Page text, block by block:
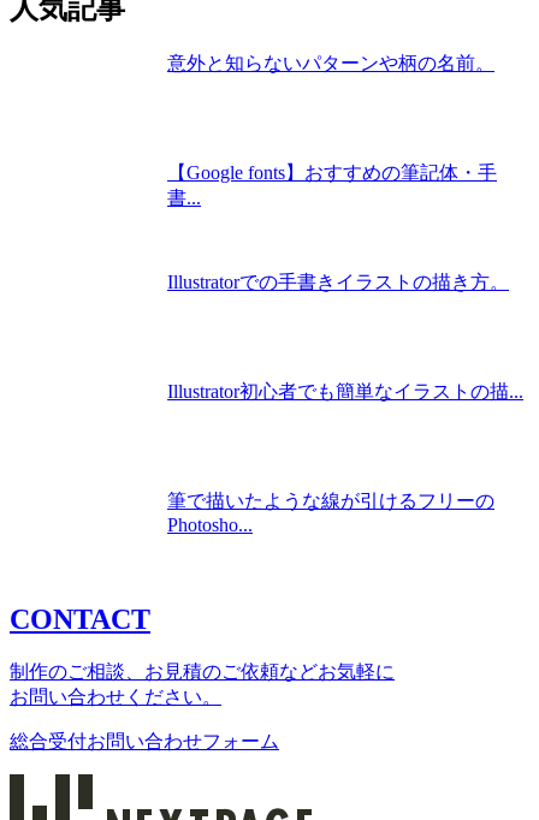
人気記事
意外と知らないパターンや柄の名前。
【Google fonts】おすすめの筆記体・手
書...
Illustratorでの手書きイラストの描き方。
Illustrator初心者でも簡単なイラストの描...
筆で描いたような線が引けるフリーの
Photosho...
CONTACT
制作のご相談、お見積のご依頼などお気軽に
お問い合わせください。
総合受付お問い合わせフォーム